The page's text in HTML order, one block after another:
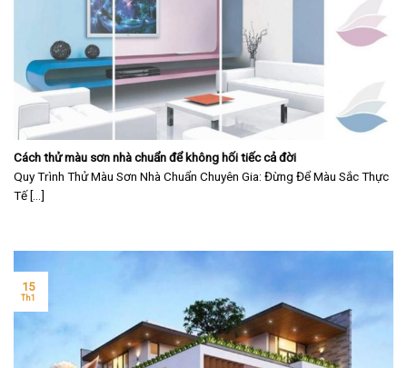
Cách thử màu sơn nhà chuẩn để không hối tiếc cả đời
Quy Trình Thử Màu Sơn Nhà Chuẩn Chuyên Gia: Đừng Để Màu Sắc Thực
Tế [...]
15
Th1